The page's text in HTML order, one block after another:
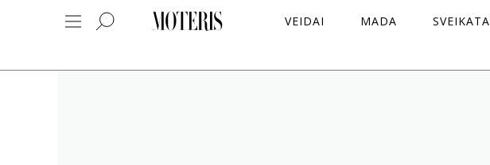
VEIDAI MADA SVEIKATA